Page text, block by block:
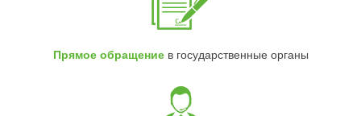
Прямое обращениев государственные органы